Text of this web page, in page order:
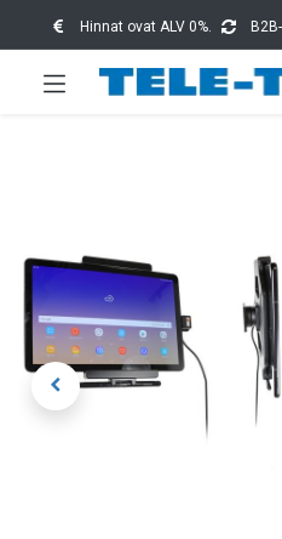
Hinnat ovat ALV 0%.